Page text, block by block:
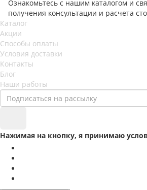
Ознакомьтесь с нашим каталогом и
получения консультации и расчета
Каталог
Акции
Способы оплаты
Условия доставки
Контакты
Блог
Наши работы
Нажимая на кнопку, я принимаю